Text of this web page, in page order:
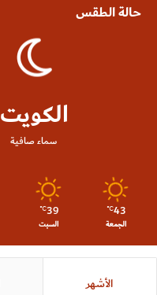
حالة الطقس
الكويت
سماء صافية
43
℃
الجمعة
39
℃
السبت
الأشهر